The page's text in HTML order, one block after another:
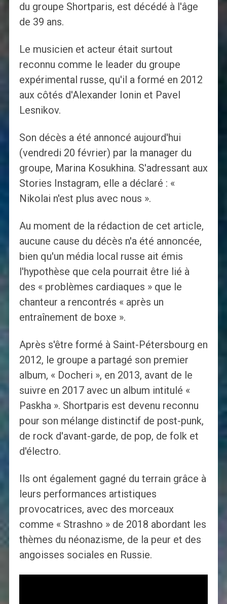
du groupe Shortparis, est décédé à l'âge
de 39 ans.
Le musicien et acteur était surtout
reconnu comme le leader du groupe
expérimental russe, qu'il a formé en 2012
aux côtés d'Alexander Ionin et Pavel
Lesnikov.
Son décès a été annoncé aujourd'hui
(vendredi 20 février) par la manager du
groupe, Marina Kosukhina. S'adressant aux
Stories Instagram, elle a déclaré : «
Nikolai n'est plus avec nous ».
Au moment de la rédaction de cet article,
aucune cause du décès n'a été annoncée,
bien qu'un média local russe ait émis
l'hypothèse que cela pourrait être lié à
des « problèmes cardiaques » que le
chanteur a rencontrés « après un
entraînement de boxe ».
Après s'être formé à Saint-Pétersbourg en
2012, le groupe a partagé son premier
album, « Docheri », en 2013, avant de le
suivre en 2017 avec un album intitulé «
Paskha ». Shortparis est devenu reconnu
pour son mélange distinctif de post-punk,
de rock d'avant-garde, de pop, de folk et
d'électro.
Ils ont également gagné du terrain grâce à
leurs performances artistiques
provocatrices, avec des morceaux
comme « Strashno » de 2018 abordant les
thèmes du néonazisme, de la peur et des
angoisses sociales en Russie.